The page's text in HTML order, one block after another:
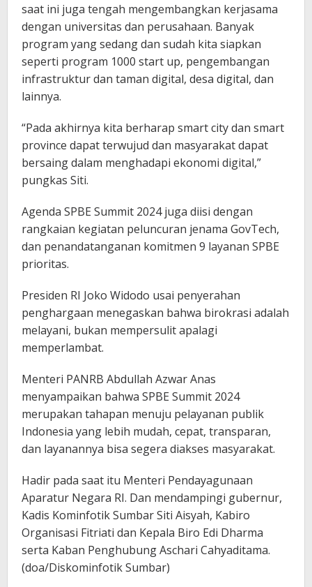
saat ini juga tengah mengembangkan kerjasama
dengan universitas dan perusahaan. Banyak
program yang sedang dan sudah kita siapkan
seperti program 1000 start up, pengembangan
infrastruktur dan taman digital, desa digital, dan
lainnya.
“Pada akhirnya kita berharap smart city dan smart
province dapat terwujud dan masyarakat dapat
bersaing dalam menghadapi ekonomi digital,”
pungkas Siti.
Agenda SPBE Summit 2024 juga diisi dengan
rangkaian kegiatan peluncuran jenama GovTech,
dan penandatanganan komitmen 9 layanan SPBE
prioritas.
Presiden RI Joko Widodo usai penyerahan
penghargaan menegaskan bahwa birokrasi adalah
melayani, bukan mempersulit apalagi
memperlambat.
Menteri PANRB Abdullah Azwar Anas
menyampaikan bahwa SPBE Summit 2024
merupakan tahapan menuju pelayanan publik
Indonesia yang lebih mudah, cepat, transparan,
dan layanannya bisa segera diakses masyarakat.
Hadir pada saat itu Menteri Pendayagunaan
Aparatur Negara RI. Dan mendampingi gubernur,
Kadis Kominfotik Sumbar Siti Aisyah, Kabiro
Organisasi Fitriati dan Kepala Biro Edi Dharma
serta Kaban Penghubung Aschari Cahyaditama.
(doa/Diskominfotik Sumbar)